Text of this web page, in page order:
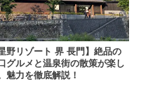
星野リゾート 界 長門】絶品の
グルメと温泉街の散策が楽し
魅力を徹底解説！